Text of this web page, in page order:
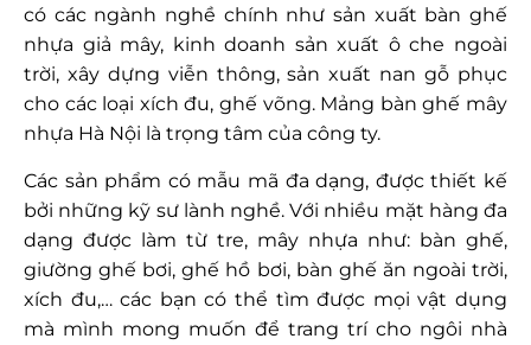
có các ngành nghề chính như sản xuất bàn ghế
nhựa giả mây, kinh doanh sản xuất ô che ngoài
trời, xây dựng viễn thông, sản xuất nan gỗ phục
cho các loại xích đu, ghế võng. Mảng bàn ghế mây
nhựa Hà Nội là trọng tâm của công ty.
Các sản phẩm có mẫu mã đa dạng, được thiết kế
bởi những kỹ sư lành nghề. Với nhiều mặt hàng đa
dạng được làm từ tre, mây nhựa như: bàn ghế,
giường ghế bơi, ghế hồ bơi, bàn ghế ăn ngoài trời,
xích đu,… các bạn có thể tìm được mọi vật dụng
mà mình mong muốn để trang trí cho ngôi nhà